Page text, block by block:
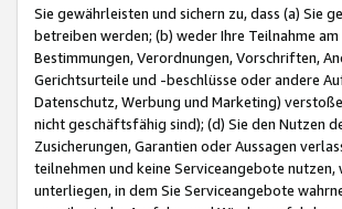
Sie gewährleisten und sichern zu, dass (a) Sie
betreiben werden; (b) weder Ihre Teilnahme
Bestimmungen, Verordnungen, Vorschriften,
Gerichtsurteile und -beschlüsse oder andere
Datenschutz, Werbung und Marketing)
nicht geschäftsfähig sind); (d) Sie den Nutzen
Zusicherungen, Garantien oder Aussagen
teilnehmen und keine Serviceangebote
unterliegen, in dem Sie Serviceangebote